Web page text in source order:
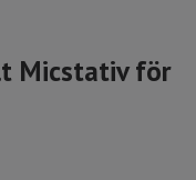
Micstativ för